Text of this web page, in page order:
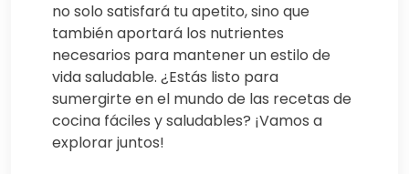
no solo satisfará tu apetito, sino que
también aportará los nutrientes
necesarios para mantener un estilo de
vida saludable. ¿Estás listo para
sumergirte en el mundo de las recetas de
cocina fáciles y saludables? ¡Vamos a
explorar juntos!